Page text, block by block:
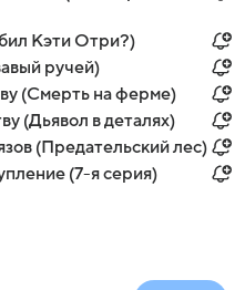
Кэти Отри?)
ручей)
(Смерть на ферме)
(Дьявол в деталях)
(Предательский лес)
(7-я серия)